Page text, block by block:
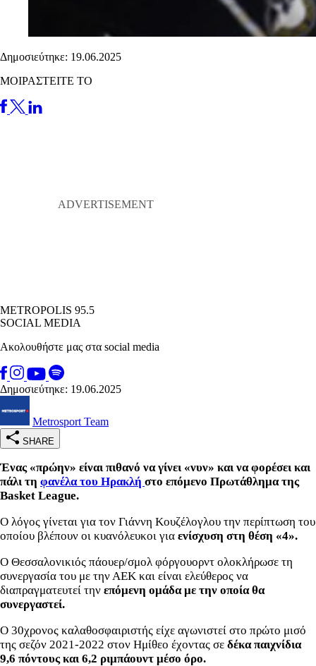
Δημοσιεύτηκε: 19.06.2025
ΜΟΙΡΑΣΤΕΙΤΕ ΤΟ
METROPOLIS 95.5
SOCIAL MEDIA
Ακολουθήστε μας στα social media
Δημοσιεύτηκε: 19.06.2025
Metrosport Team
SHARE
Ένας «πρώην» είναι πιθανό να γίνει «νυν» και να φορέσει και
πάλι τη φανέλα του Ηρακλή στο επόμενο Πρωτάθλημα της
Basket League.
Ο λόγος γίνεται για τον Γιάννη Κουζέλογλου την περίπτωση του
οποίου βλέπουν οι κυανόλευκοι για ενίσχυση στη θέση «4».
Ο Θεσσαλονικιός πάουερ/σμολ φόργουορντ ολοκλήρωσε τη
συνεργασία του με την ΑΕΚ και είναι ελεύθερος να
διαπραγματευτεί την επόμενη ομάδα με την οποία θα
συνεργαστεί.
Ο 30χρονος καλαθοσφαιριστής είχε αγωνιστεί στο πρώτο μισό
της σεζόν 2021-2022 στον Ημίθεο έχοντας σε δέκα παιχνίδια
9,6 πόντους και 6,2 ριμπάουντ μέσο όρο.